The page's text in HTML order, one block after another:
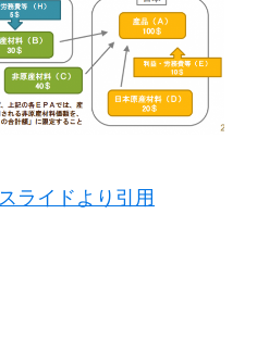
ライドより引用